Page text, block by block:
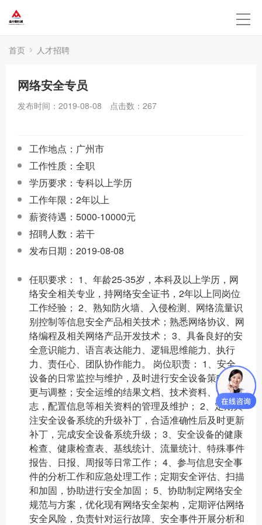
首页 人才招聘
网络安全专员
发布时间：2019-08-08 点击数： 267
工作地点：广州市
工作性质：全职
学历要求：专科以上学历
工作年限：2年以上
薪资待遇：5000-10000元
招聘人数：若干
发布日期：2019-08-08
任职要求： 1、年龄25-35岁，本科及以上学历，网
络安全相关专业，持网络安全证书，2年以上同岗位
工作经验； 2、熟知防火墙、入侵检测、网络流量识
别控制等信息安全产品相关技术；熟悉网络协议、网
络编程及相关网络产品开发技术； 3、具备良好的安
全意识能力、语言表达能力、逻辑思维能力、执行
力、责任心、团队协作能力。 岗位职责： 1、安全
设备的日常监控与维护，及时进行安全设备策略的变
更与调整；安全运维的结果文档、技术资料、设备日
志，配置信息等相关资料的管理及维护； 2、定期关
注安全设备系统的升级补丁，合适准确性后及时更新
补丁，完成安全设备系统升级； 3、安全设备的健康
检查、健康检查表、基线统计、流量统计、特殊事件
报告、日报、周报等日常工作； 4、参与信息安全事
件的分析工作和应急处理工作；定期安全评估、扫描
和加固，协助进行安全加固； 5、协助制定网络安全
规范与方案，优化现有网络安全架构，定期评估网络
安全风险，负责针对运行故障、安全事件开展分析和